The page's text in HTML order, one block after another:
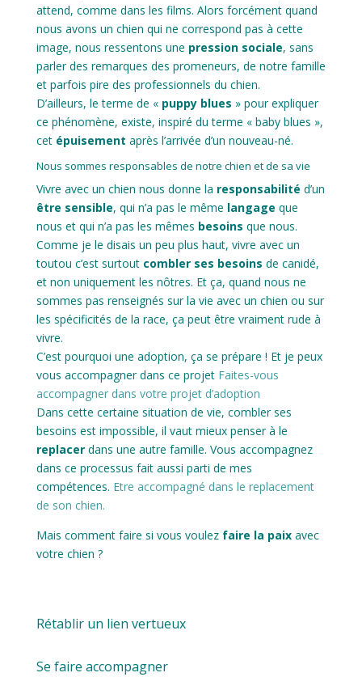
attend, comme dans les films. Alors forcément quand
nous avons un chien qui ne correspond pas à cette
image, nous ressentons une pression sociale, sans
parler des remarques des promeneurs, de notre famille
et parfois pire des professionnels du chien.
D’ailleurs, le terme de « puppy blues » pour expliquer
ce phénomène, existe, inspiré du terme « baby blues »,
cet épuisement après l’arrivée d’un nouveau-né.
Nous sommes responsables de notre chien et de sa vie
Vivre avec un chien nous donne la responsabilité d’un
être sensible, qui n’a pas le même langage que
nous et qui n’a pas les mêmes besoins que nous.
Comme je le disais un peu plus haut, vivre avec un
toutou c’est surtout combler ses besoins de canidé,
et non uniquement les nôtres. Et ça, quand nous ne
sommes pas renseignés sur la vie avec un chien ou sur
les spécificités de la race, ça peut être vraiment rude à
vivre.
C’est pourquoi une adoption, ça se prépare ! Et je peux
vous accompagner dans ce projet Faites-vous
accompagner dans votre projet d’adoption
Dans cette certaine situation de vie, combler ses
besoins est impossible, il vaut mieux penser à le
replacerdans une autre famille. Vous accompagnez
dans ce processus fait aussi parti de mes
compétences. Etre accompagné dans le replacement
de son chien.
Mais comment faire si vous voulez faire la paixavec
votre chien ?
Rétablir un lien vertueux
Se faire accompagner